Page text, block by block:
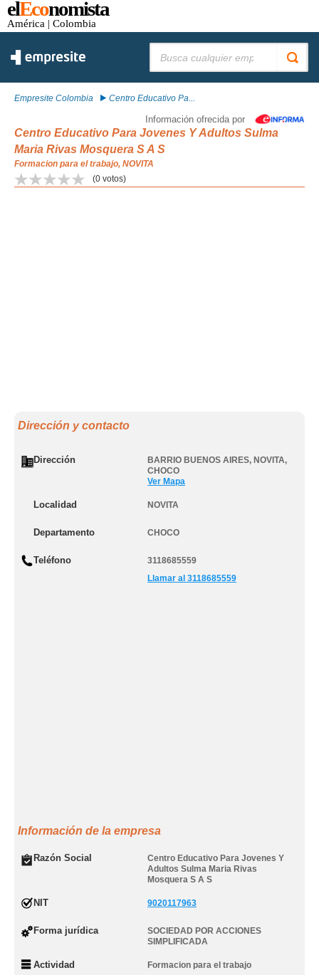
elEconomista
América | Colombia
Empresite Colombia Centro Educativo Pa...
Información ofrecida por
Centro Educativo Para Jovenes Y Adultos Sulma
Maria Rivas Mosquera S A S
Formacion para el trabajo, NOVITA
(0 votos)
Dirección y contacto
Dirección BARRIO BUENOS AIRES, NOVITA,
CHOCO
Ver Mapa
Localidad NOVITA
Departamento CHOCO
Teléfono
3118685559
Llamar al 3118685559
Información de la empresa
Razón Social
Centro Educativo Para Jovenes Y
Adultos Sulma Maria Rivas
Mosquera S A S
NIT 9020117963
Forma jurídica
SOCIEDAD POR ACCIONES
SIMPLIFICADA
Actividad Formacion para el trabajo